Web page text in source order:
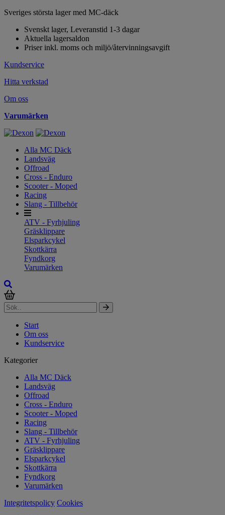
Sveriges största lager med MC-däck
Svenskt lager, Leveranstid 1-3 dagar
Aktuella lagersaldon
Priser inkl. moms och miljö/återvinningsavgift
Kundservice
Hitta verkstad
Om oss
Varumärken
Alla MC Däck
Landsväg
Offroad
Cross - Enduro
Scooter - Moped
Racing
Slang - Tillbehör
ATV - Fyrhjuling
Gräsklippare
Elsparkcykel
Skottkärra
Fyndkorg
Varumärken
Start
Om oss
Kundservice
Kategorier
Alla MC Däck
Landsväg
Offroad
Cross - Enduro
Scooter - Moped
Racing
Slang - Tillbehör
ATV - Fyrhjuling
Gräsklippare
Elsparkcykel
Skottkärra
Fyndkorg
Varumärken
Integritetspolicy Cookies